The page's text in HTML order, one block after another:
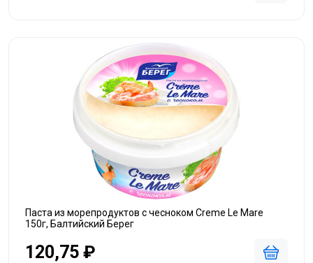
Паста из морепродуктов с чесноком Creme Le Mare
150г, Балтийский Берег
120,75 ₽